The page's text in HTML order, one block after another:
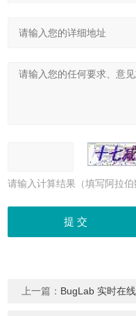
请输入计算结果（填写阿拉
上一篇： BugLab 实时在